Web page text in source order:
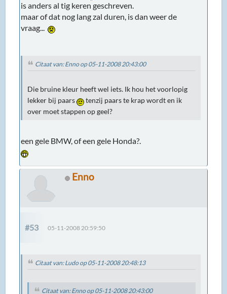
is anders al tig keren geschreven.
maar of dat nog lang zal duren, is dan weer de
vraag...
Citaat van: Enno op 05-11-2008 20:43:00
Die bruine kleur heeft wel iets. Ik hou het voorlopig
lekker bij paars
tenzij paars te krap wordt en ik
over moet stappen op geel?
een gele BMW, of een gele Honda?.
Enno
#53 05-11-2008 20:59:50
Citaat van: Ludo op 05-11-2008 20:48:13
Citaat van: Enno op 05-11-2008 20:43:00